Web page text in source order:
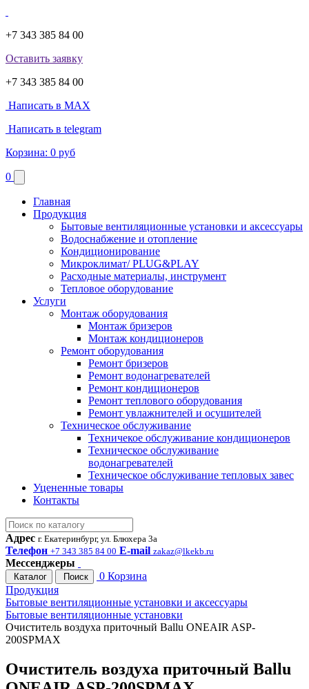
+7 343 385 84 00
Оставить заявку
+7 343 385 84 00
Написать в MAX
Написать в telegram
Корзина: 0 руб
0
Главная
Продукция
Бытовые вентиляционные установки и аксессуары
Водоснабжение и отопление
Кондиционирование
Микроклимат/ PLUG&PLAY
Расходные материалы, инструмент
Тепловое оборудование
Услуги
Монтаж оборудования
Монтаж бризеров
Монтаж кондиционеров
Ремонт оборудования
Ремонт бризеров
Ремонт водонагревателей
Ремонт кондиционеров
Ремонт теплового оборудования
Ремонт увлажнителей и осушителей
Техническое обслуживание
Техничекое обслуживание кондиционеров
Техническое обслуживание
водонагревателей
Техническое обслуживание тепловых завес
Уцененные товары
Контакты
Адрес г. Екатеринбург, ул. Блюхера 3а
Телефон +7 343 385 84 00 E-mail zakaz@lkekb.ru
Мессенджеры
Каталог Поиск 0 Корзина
Продукция
Бытовые вентиляционные установки и аксессуары
Бытовые вентиляционные установки
Очиститель воздуха приточный Ballu ONEAIR ASP-
200SPMAX
Очиститель воздуха приточный Ballu